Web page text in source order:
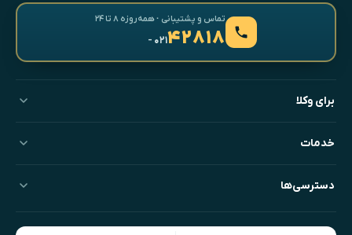
تماس و پشتیبانی · همه‌روزه ۸ تا ۲۴
۴۲۸۱۸- ۰۲۱
برای وکلا
خدمات
دسترسی‌ها